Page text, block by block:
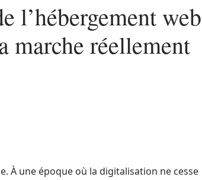
l’hébergement web
marche réellement
À une époque où la digitalisation ne cesse